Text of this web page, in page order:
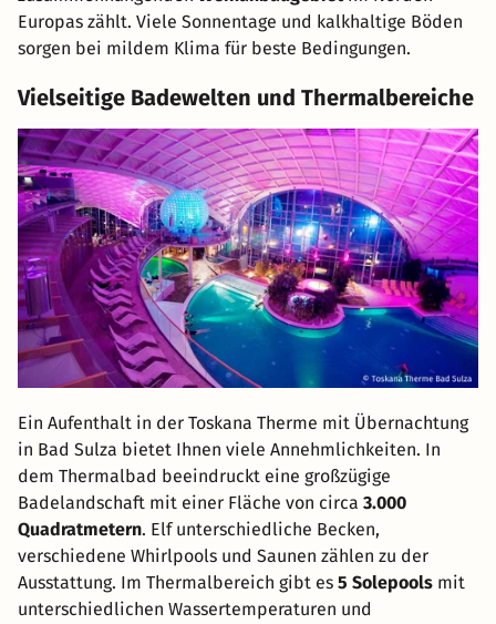
Europas zählt. Viele Sonnentage und kalkhaltige Böden
sorgen bei mildem Klima für beste Bedingungen.
Vielseitige Badewelten und Thermalbereiche
Ein Aufenthalt in der Toskana Therme mit Übernachtung
in Bad Sulza bietet Ihnen viele Annehmlichkeiten. In
dem Thermalbad beeindruckt eine großzügige
Badelandschaft mit einer Fläche von circa 3.000
Quadratmetern. Elf unterschiedliche Becken,
verschiedene Whirlpools und Saunen zählen zu der
Ausstattung. Im Thermalbereich gibt es 5 Solepools mit
unterschiedlichen Wassertemperaturen und